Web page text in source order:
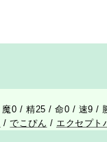
0 / 精25 / 命0 / 速9 /
/でこぴん / エクセプト